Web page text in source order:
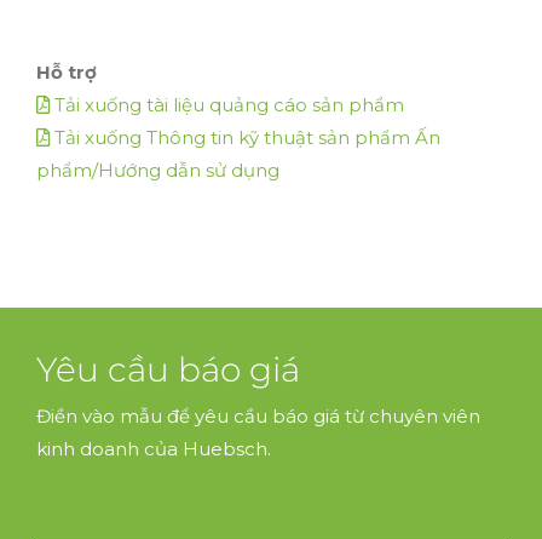
Hỗ trợ
Tải xuống tài liệu quảng cáo sản phẩm
Tải xuống Thông tin kỹ thuật sản phẩm Ấn
phẩm/Hướng dẫn sử dụng
Yêu cầu báo giá
Điền vào mẫu để yêu cầu báo giá từ chuyên viên
kinh doanh của Huebsch.